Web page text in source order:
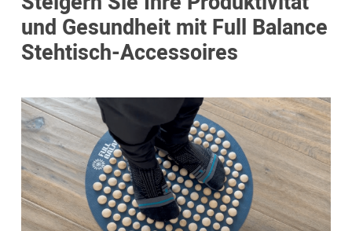
und Gesundheit mit Full Balance
Stehtisch-Accessoires